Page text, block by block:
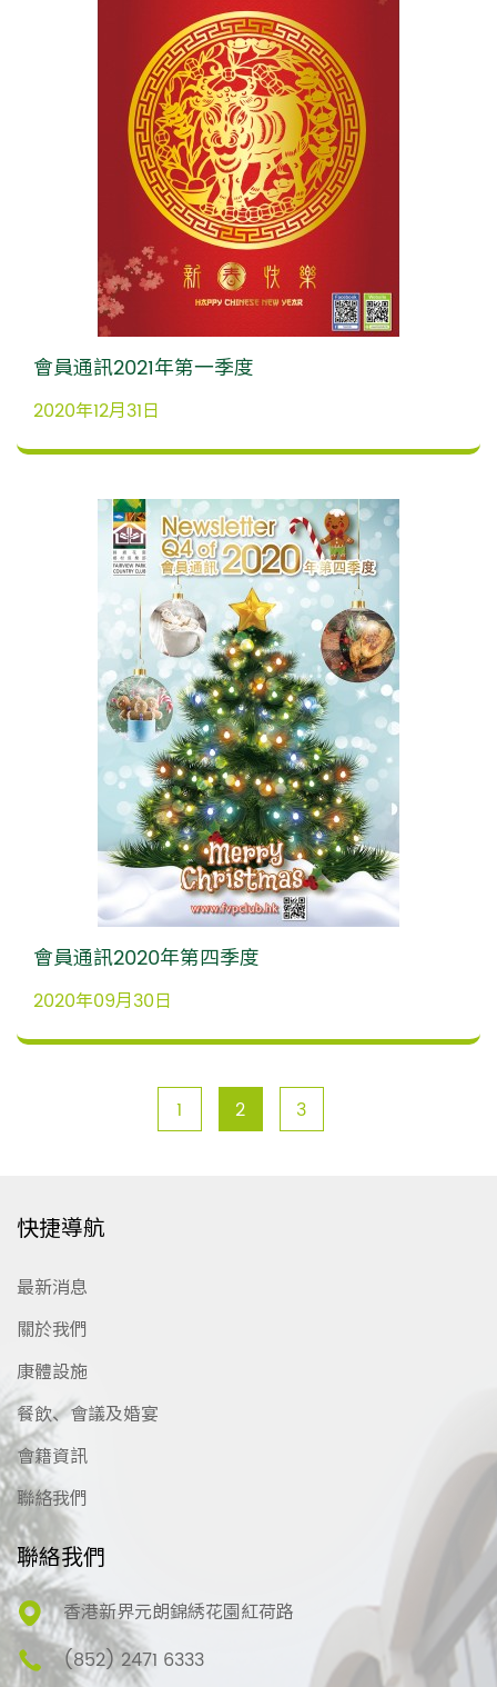
會員通訊2021年第一季度
2020年12月31日
會員通訊2020年第四季度
2020年09月30日
1 2 3
快捷導航
最新消息
關於我們
康體設施
餐飲、會議及婚宴
會籍資訊
聯絡我們
聯絡我們
香港新界元朗錦綉花園紅荷路
(852) 2471 6333